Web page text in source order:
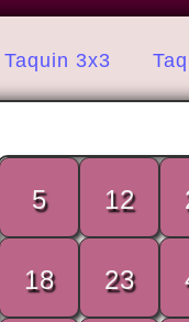
Taquin 3x3
5 12
18 23